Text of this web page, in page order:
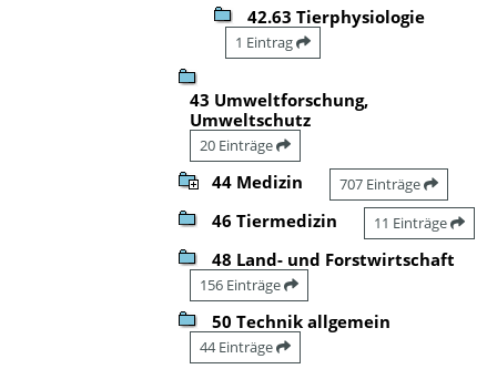
42.63 Tierphysiologie
1 Eintrag
43 Umweltforschung,
Umweltschutz
20 Einträge
44 Medizin 707 Einträge
46 Tiermedizin 11 Einträge
48 Land- und Forstwirtschaft
156 Einträge
50 Technik allgemein
44 Einträge